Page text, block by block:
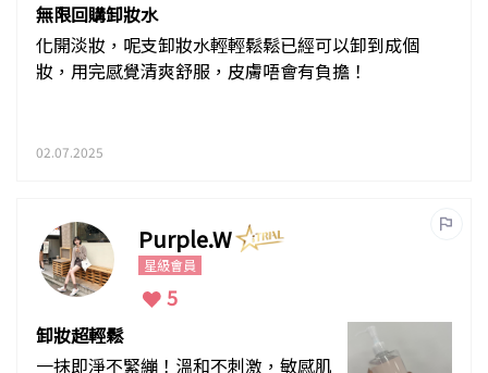
無限回購卸妝水
化開淡妝，呢支卸妝水輕輕鬆鬆已經可以卸到成個
妝，用完感覺清爽舒服，皮膚唔會有負擔！
02.07.2025
Purple.W
星級會員
5
卸妝超輕鬆
一抹即淨不緊繃！溫和不刺激，敏感肌